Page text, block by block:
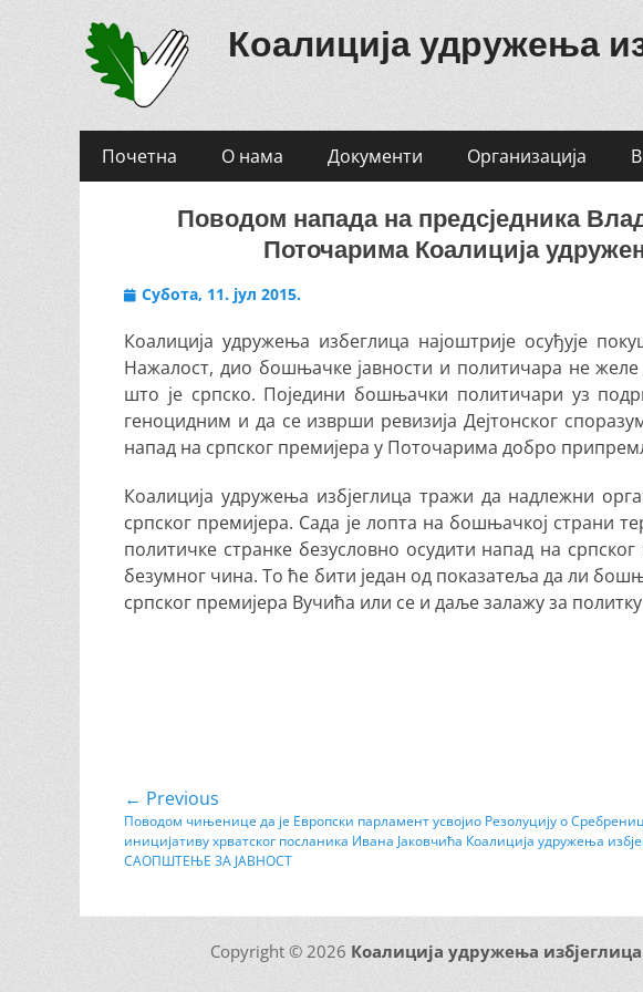
Коалиција удружења
Primary
Menu
Почетна О нама Документи Организација
Поводом напада на предсједника
Поточарима Коалиција
Posted
Субота, 11. јул 2015.
Коалиција удружења избеглица најоштрије осуђује
Нажалост, дио бошњачке јавности и политичара не
што је српско. Поједини бошњачки политичари уз
геноцидним и да се изврши ревизија Дејтонског
напад на српског премијера у Поточарима добро
Коалиција удружења избјеглица тражи да надлежни
српског премијера. Сада је лопта на бошњачкој страни
политичке странке безусловно осудити напад на
безумног чина. То ће бити један од показатеља да ли
српског премијера Вучића или се и даље залажу за
Кретање
чланка
← Previous
Previous
post:
Поводом чињенице да је Европски парламент усвојио Резолуцију о
иницијативу хрватског посланика Ивана Јаковчића Коалиција удружења
САОПШТЕЊЕ ЗА ЈАВНОСТ
Copyright © 2026 Коалиција удружења